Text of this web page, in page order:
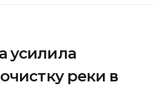
усилила
реки в